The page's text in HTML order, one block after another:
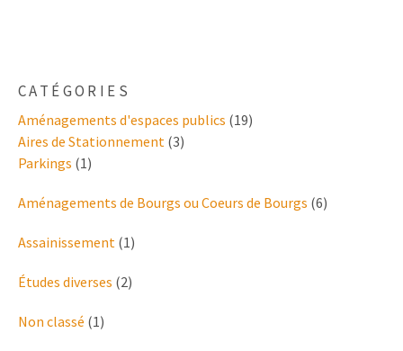
CATÉGORIES
Aménagements d'espaces publics (19)
Aires de Stationnement (3)
Parkings (1)
Aménagements de Bourgs ou Coeurs de Bourgs (6)
Assainissement (1)
Études diverses (2)
Non classé (1)